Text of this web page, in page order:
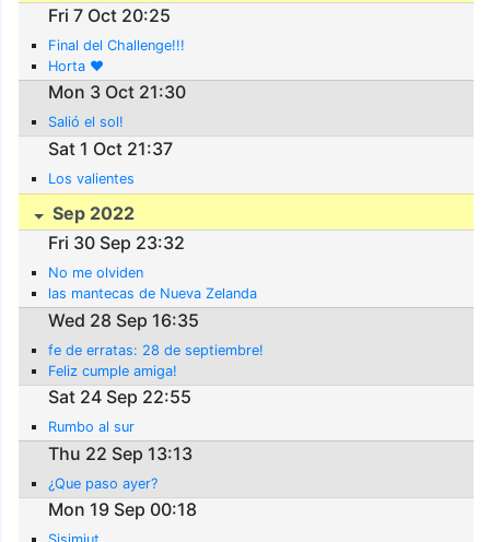
Fri 7 Oct 20:25
Final del Challenge!!!
Horta ❤️
Mon 3 Oct 21:30
Salió el sol!
Sat 1 Oct 21:37
Los valientes
Sep 2022
Fri 30 Sep 23:32
No me olviden
las mantecas de Nueva Zelanda
Wed 28 Sep 16:35
fe de erratas: 28 de septiembre!
Feliz cumple amiga!
Sat 24 Sep 22:55
Rumbo al sur
Thu 22 Sep 13:13
¿Que paso ayer?
Mon 19 Sep 00:18